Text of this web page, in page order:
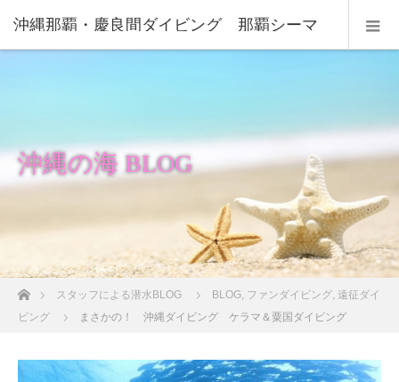
沖縄那覇・慶良間ダイビング 那覇シーマ
沖縄の海 BLOG
ホームスタッフによる潜水BLOG BLOG, ファンダイビング, 遠征ダイ
ビング
まさかの！ 沖縄ダイビング ケラマ＆粟国ダイビング